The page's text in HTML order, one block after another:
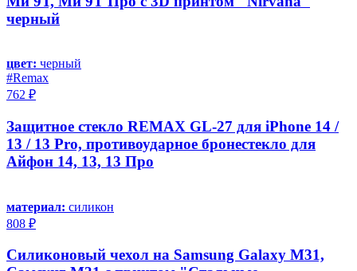
черный
цвет: черный
#Remax
762 ₽
Защитное стекло REMAX GL-27 для iPhone 14 /
13 / 13 Pro, противоударное бронестекло для
Айфон 14, 13, 13 Про
материал: силикон
808 ₽
Силиконовый чехол на Samsung Galaxy M31,